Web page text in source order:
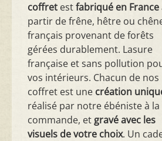
coffret estfabriqué en France
partir de frêne, hêtre ou
français provenant de forêts
gérées durablement. Lasure
française et sans pollution
vos intérieurs. Chacun de nos
coffret est une création
réalisé par notre ébéniste à la
commande, et gravé avec les
visuels de votre choix. Un